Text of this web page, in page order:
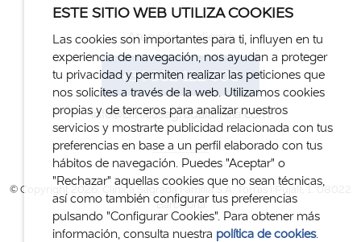
Atención al cliente
+34 932 122 300
info@clinicasagradafamilia.com
© Copyright 2026. Clínica Sagrada Família S.A. Torras i Pujalt, 1. 08022
Barcelona
ESTE SITIO WEB UTILIZA COOKIES
Las cookies son importantes para ti, influyen en tu
experiencia de navegación, nos ayudan a proteger
tu privacidad y permiten realizar las peticiones que
nos solicites a través de la web. Utilizamos cookies
propias y de terceros para analizar nuestros
servicios y mostrarte publicidad relacionada con tus
preferencias en base a un perfil elaborado con tus
hábitos de navegación. Puedes "Aceptar" o
"Rechazar" aquellas cookies que no sean técnicas,
así como también configurar tus preferencias
pulsando "Configurar Cookies". Para obtener más
información, consulta nuestra política de cookies.